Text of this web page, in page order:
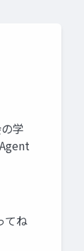
学
てね